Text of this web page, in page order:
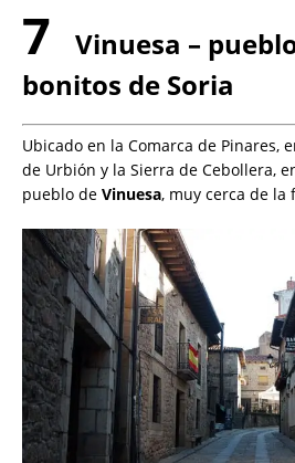
7
Vinuesa –
bonitos de Soria
Ubicado en la Comarca de Pinares,
de Urbión y la Sierra de Cebollera,
pueblo de Vinuesa, muy cerca de la